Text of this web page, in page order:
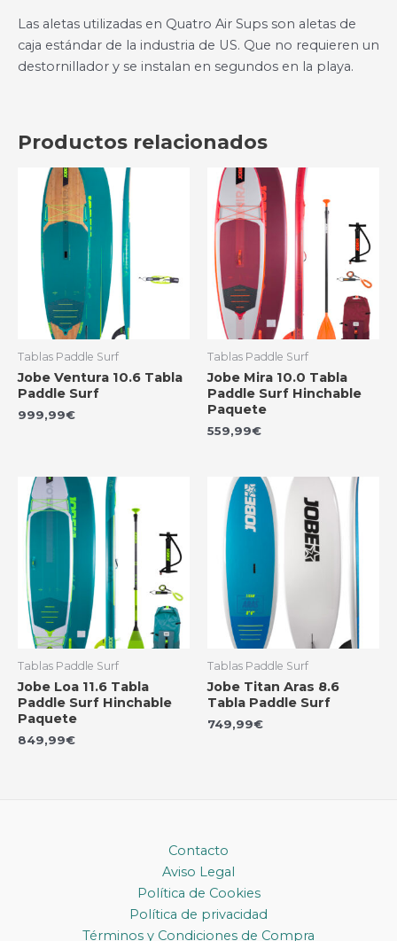
Las aletas utilizadas en Quatro Air Sups son aletas de
caja estándar de la industria de US. Que no requieren un
destornillador y se instalan en segundos en la playa.
Productos relacionados
Tablas Paddle Surf
Jobe Ventura 10.6 Tabla
Paddle Surf
999,99€
Tablas Paddle Surf
Jobe Mira 10.0 Tabla
Paddle Surf Hinchable
Paquete
559,99€
Tablas Paddle Surf
Jobe Loa 11.6 Tabla
Paddle Surf Hinchable
Paquete
849,99€
Tablas Paddle Surf
Jobe Titan Aras 8.6
Tabla Paddle Surf
749,99€
Contacto
Aviso Legal
Política de Cookies
Política de privacidad
Términos y Condiciones de Compra